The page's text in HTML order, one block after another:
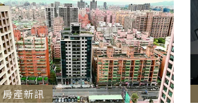
房產新訊